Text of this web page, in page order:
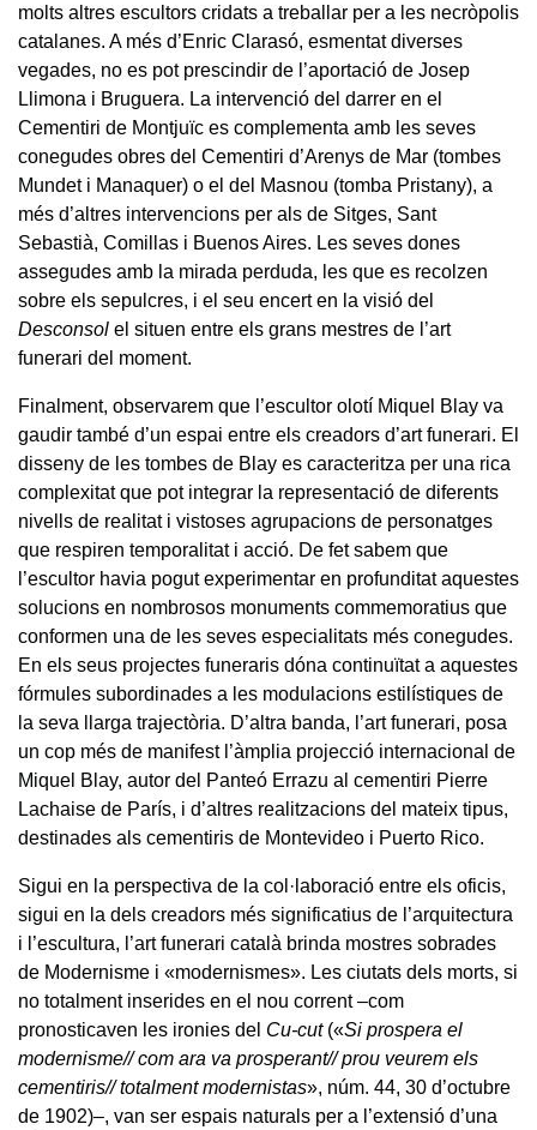
molts altres escultors cridats a treballar per a les necròpolis
catalanes. A més d’Enric Clarasó, esmentat diverses
vegades, no es pot prescindir de l’aportació de Josep
Llimona i Bruguera. La intervenció del darrer en el
Cementiri de Montjuïc es complementa amb les seves
conegudes obres del Cementiri d’Arenys de Mar (tombes
Mundet i Manaquer) o el del Masnou (tomba Pristany), a
més d’altres intervencions per als de Sitges, Sant
Sebastià, Comillas i Buenos Aires. Les seves dones
assegudes amb la mirada perduda, les que es recolzen
sobre els sepulcres, i el seu encert en la visió del
Desconsol el situen entre els grans mestres de l’art
funerari del moment.
Finalment, observarem que l’escultor olotí Miquel Blay va
gaudir també d’un espai entre els creadors d’art funerari. El
disseny de les tombes de Blay es caracteritza per una rica
complexitat que pot integrar la representació de diferents
nivells de realitat i vistoses agrupacions de personatges
que respiren temporalitat i acció. De fet sabem que
l’escultor havia pogut experimentar en profunditat aquestes
solucions en nombrosos monuments commemoratius que
conformen una de les seves especialitats més conegudes.
En els seus projectes funeraris dóna continuïtat a aquestes
fórmules subordinades a les modulacions estilístiques de
la seva llarga trajectòria. D’altra banda, l’art funerari, posa
un cop més de manifest l’àmplia projecció internacional de
Miquel Blay, autor del Panteó Errazu al cementiri Pierre
Lachaise de París, i d’altres realitzacions del mateix tipus,
destinades als cementiris de Montevideo i Puerto Rico.
Sigui en la perspectiva de la col·laboració entre els oficis,
sigui en la dels creadors més significatius de l’arquitectura
i l’escultura, l’art funerari català brinda mostres sobrades
de Modernisme i «modernismes». Les ciutats dels morts, si
no totalment inserides en el nou corrent –com
pronosticaven les ironies del Cu-cut(«Si prospera el
modernisme// com ara va prosperant// prou veurem els
cementiris// totalment modernistas», núm. 44, 30 d’octubre
de 1902)–, van ser espais naturals per a l’extensió d’una